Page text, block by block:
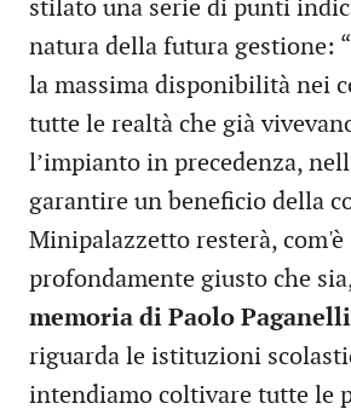
stilato una serie di punti
natura della futura gestione:
la massima disponibilità nei
tutte le realtà che già
l’impianto in precedenza,
garantire un beneficio della
Minipalazzetto resterà, com'è
profondamente giusto che
memoria di Paolo Paganelli
riguarda le istituzioni
intendiamo coltivare tutte le